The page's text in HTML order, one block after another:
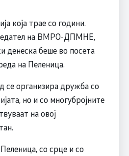
која трае со години.
на ВМРО-ДПМНЕ,
денеска беше во посета
на Пеленица.
се организира дружба со
но и со многубројните
на овој
со срце и со